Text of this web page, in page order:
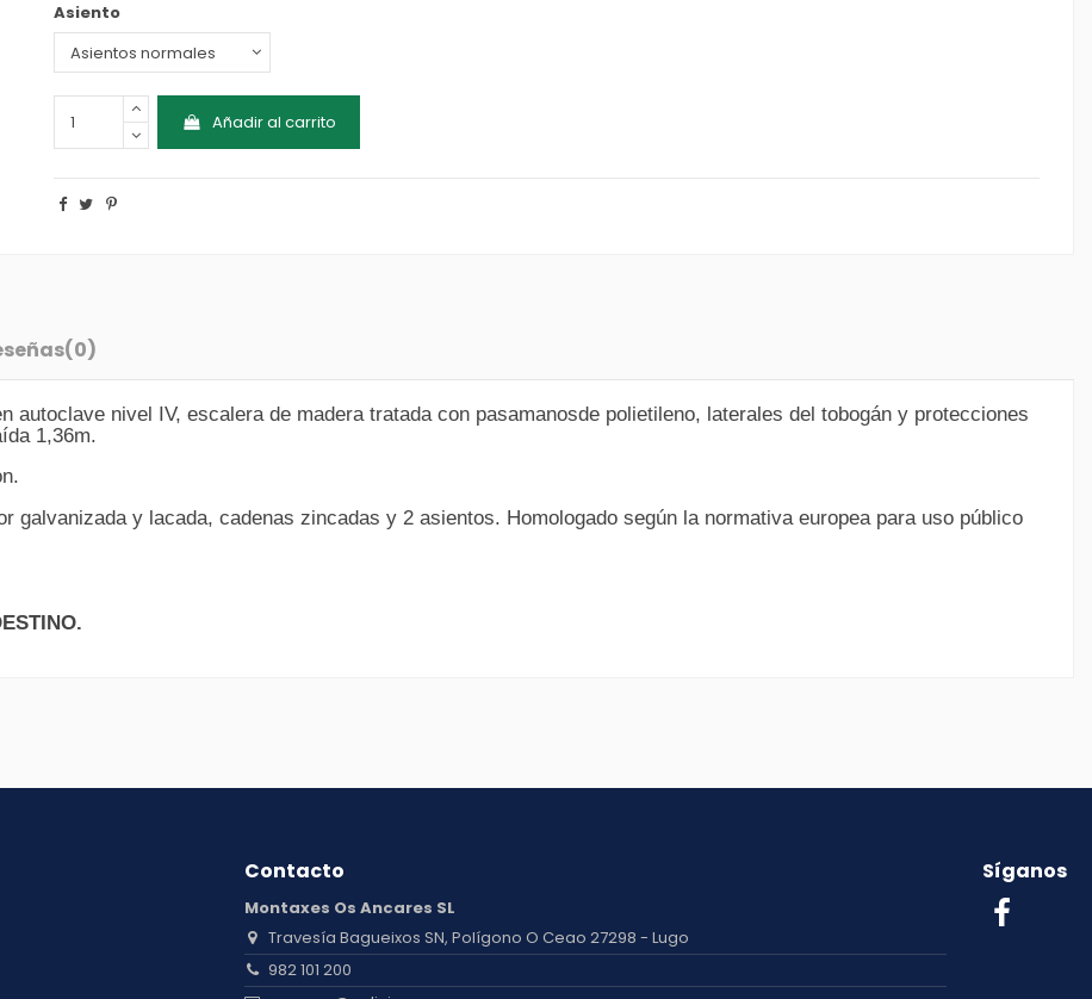
Asiento
Añadir al carrito
(0)
autoclave nivel IV, escalera de madera tratada con pasamanosde polietileno, laterales del tobogán y protecciones
1,36m.
galvanizada y lacada, cadenas zincadas y 2 asientos. Homologado según la normativa europea para uso público
Contacto
Montaxes Os Ancares SL
Travesía Bagueixos SN, Polígono O Ceao 27298 - Lugo
982 101 200
Síganos